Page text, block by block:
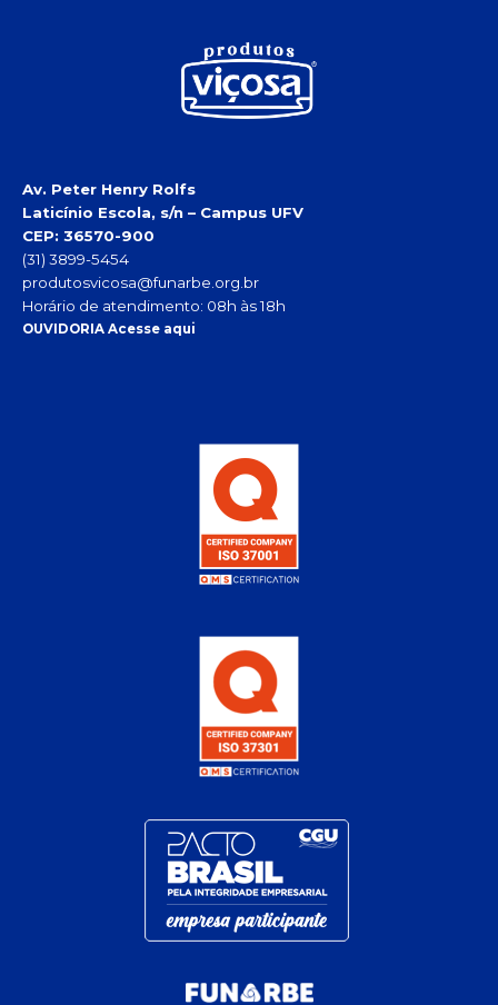
Av. Peter Henry Rolfs
Laticínio Escola, s/n – Campus UFV
CEP: 36570-900
(31) 3899-5454
produtosvicosa@funarbe.org.br
Horário de atendimento: 08h às 18h
OUVIDORIA Acesse aqui